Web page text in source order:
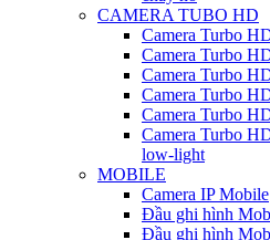
CAMERA TUBO HD
Camera Turbo
Camera Turbo
Camera Turbo
Camera Turbo
Camera Turbo
Camera Turbo
low-light
MOBILE
Camera IP Mobile
Đầu ghi hình
Đầu ghi hình